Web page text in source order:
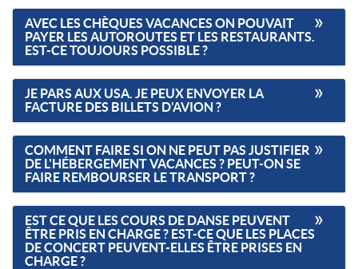
AVEC LES CHÈQUES VACANCES ON POUVAIT
PAYER LES AUTOROUTES ET LES RESTAURANTS.
EST-CE TOUJOURS POSSIBLE ?
JE PARS AUX USA. JE PEUX ENVOYER LA
FACTURE DES BILLETS D'AVION ?
COMMENT FAIRE SI ON NE PEUT PAS JUSTIFIER
DE L'HÉBERGEMENT VACANCES ? PEUT-ON SE
FAIRE REMBOURSER LE TRANSPORT ?
EST CE QUE LES COURS DE DANSE PEUVENT
ÊTRE PRIS EN CHARGE ? EST-CE QUE LES PLACES
DE CONCERT PEUVENT-ELLES ÊTRE PRISES EN
CHARGE ?